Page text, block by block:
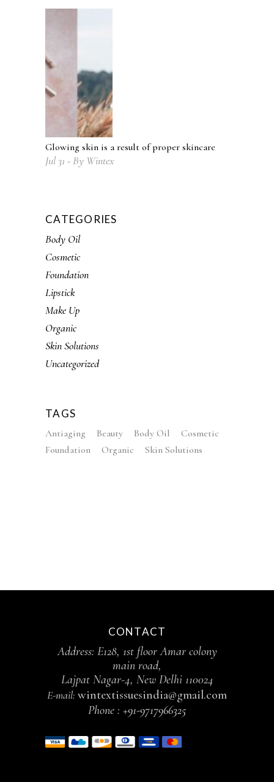
Glowing skin is a result of proper skincare
Jul 31 By Wintex
CATEGORIES
Body Oil
Cosmetic
Foundation
Lipstick
Make Up
Organic
Skin Solutions
Uncategorized
TAGS
Antiaging Beauty Body Oil
Cosmetic
Foundation
Organic Skin Solutions
CONTACT
Address: E128, 1st floor Amar colony
main road,
Lajpat Nagar-4, New Delhi 110024
E-mail: wintextissuesindia@gmail.com
Phone : +91-9717966325